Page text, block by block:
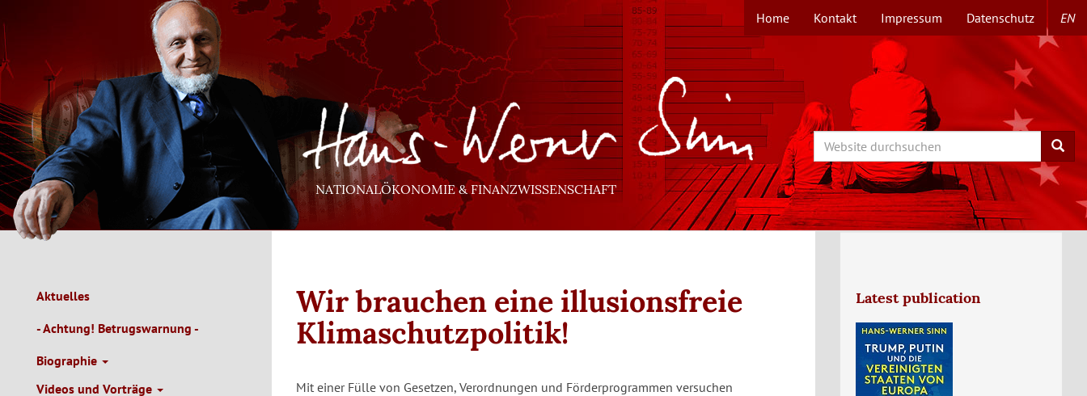
zum
Inhalt
TOPMENÜ
Home Kontakt Impressum Datenschutz EN
NATIONALÖKONOMIE & FINANZWISSENSCHAFT
Search Search
Main
Navigation
Aktuelles
- Achtung! Betrugswarnung -
Biographie
Videos und Vorträge
Wir brauchen eine illusionsfreie
Klimaschutzpolitik!
Mit einer Fülle von Gesetzen, Verordnungen und Förderprogrammen versuchen
Latest publication